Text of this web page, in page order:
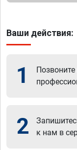
Ваши действия:
1
2
к нам в